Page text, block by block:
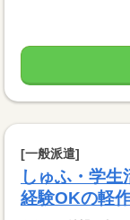
[一般派遣]
しゅふ・学
経験OKの軽